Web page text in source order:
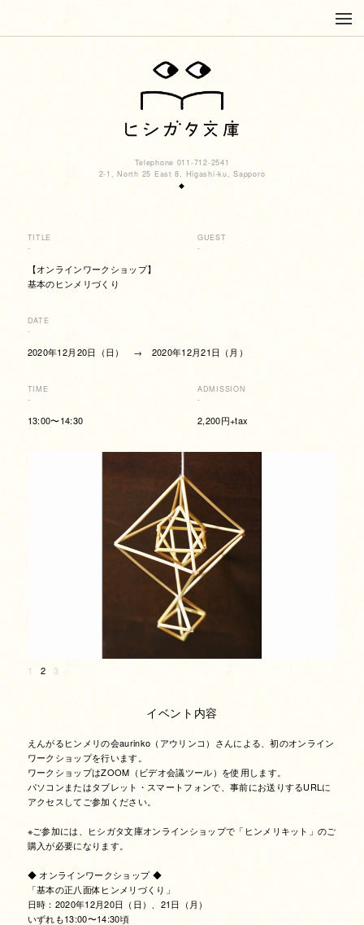
Telephone 011-712-2541
2-1, North 25 East 8, Higashi-ku, Sapporo
◆
TITLE
-
【オンラインワークショップ】
基本のヒンメリづくり
GUEST
-
DATE
-
2020年12月20日（日） → 2020年12月21日（月）
TIME
-
13:00〜14:30
ADMISSION
-
2,200円+tax
1 2 3
イベント内容
えんがるヒンメリの会aurinko（アウリンコ）さんによる、初のオンライン
ワークショップを行います。
ワークショップはZOOM（ビデオ会議ツール）を使用します。
パソコンまたはタブレット・スマートフォンで、事前にお送りするURLに
アクセスしてご参加ください。
※ご参加には、ヒシガタ文庫オンラインショップで「ヒンメリキット」のご
購入が必要になります。
◆ オンラインワークショップ ◆
「基本の正八面体ヒンメリづくり」
日時：2020年12月20日（日）、21日（月）
いずれも13:00〜14:30頃